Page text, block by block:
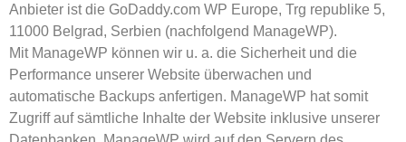
Anbieter ist die GoDaddy.com WP Europe, Trg republike 5,
11000 Belgrad, Serbien (nachfolgend ManageWP).
Mit ManageWP können wir u. a. die Sicherheit und die
Performance unserer Website überwachen und
automatische Backups anfertigen. ManageWP hat somit
Zugriff auf sämtliche Inhalte der Website inklusive unserer